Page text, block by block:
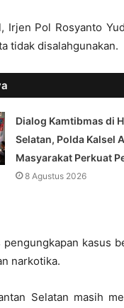
Irjen Pol Rosyanto
tidak disalahgunakan.
Dialog Kamtibmas di
Selatan, Polda Kalsel
Masyarakat Perkuat
8 Agustus 2026
pengungkapan kasus
narkotika.
Selatan masih